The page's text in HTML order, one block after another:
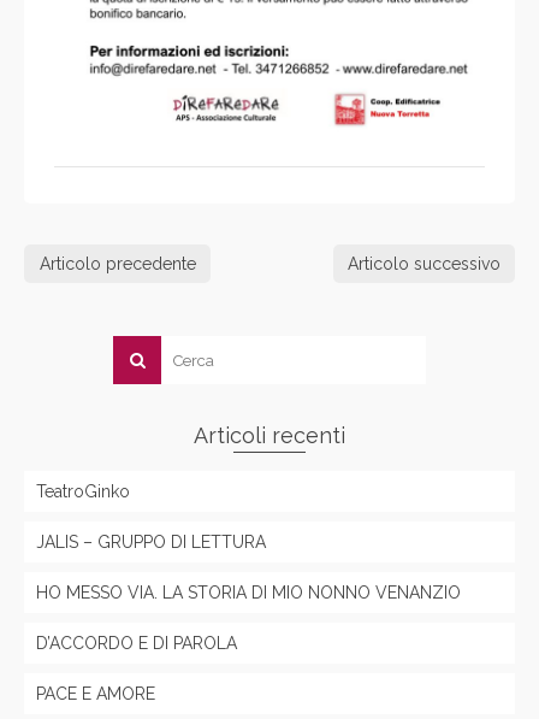
Articolo precedente Articolo successivo
Articoli recenti
TeatroGinko
JALIS – GRUPPO DI LETTURA
HO MESSO VIA. LA STORIA DI MIO NONNO VENANZIO
D’ACCORDO E DI PAROLA
PACE E AMORE